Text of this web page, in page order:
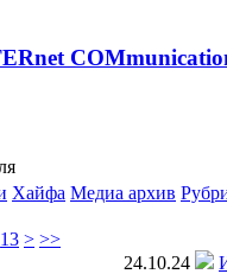
Хайфа Медиа архив
13 > >>
24.10.24